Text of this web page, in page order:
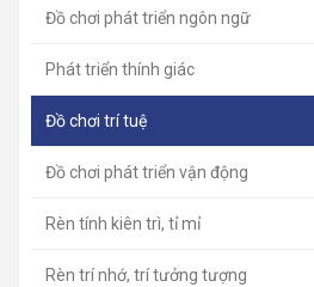
Đồ chơi phát triển ngôn ngữ
Phát triển thính giác
Đồ chơi trí tuệ
Đồ chơi phát triển vận động
Rèn tính kiên trì, tỉ mỉ
Rèn trí nhớ, trí tưởng tượng